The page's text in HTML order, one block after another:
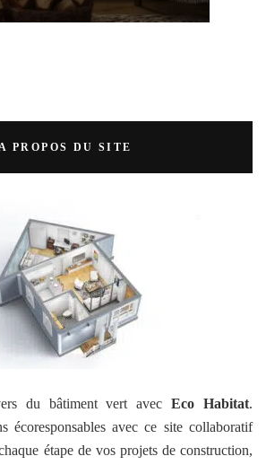
PROPOS DU SITE
du bâtiment vert avecEco Habitat.
écoresponsables avec ce site collaboratif
étape de vos projets de construction,